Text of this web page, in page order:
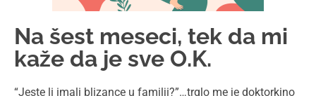
Tematska radionica
“Pripremi se”
Radionica o pravima žena u oblasti reproduktivnog
zdravlja održana je 22.12.2024. godine u saradnji sa